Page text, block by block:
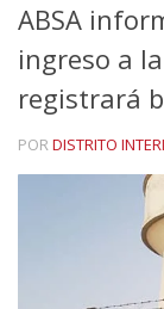
ABSA
ingreso a
registrará
PORDISTRITO